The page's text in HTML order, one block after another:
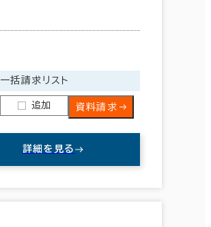
一括請求リスト
追加 資料請求
詳細を見る